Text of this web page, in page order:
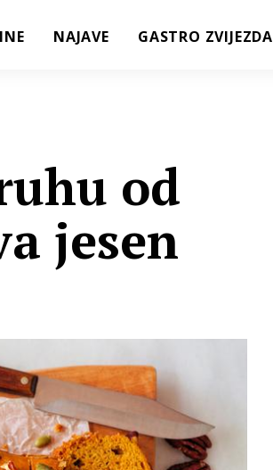
NAJAVE GASTRO ZVIJEZDA
od
jesen